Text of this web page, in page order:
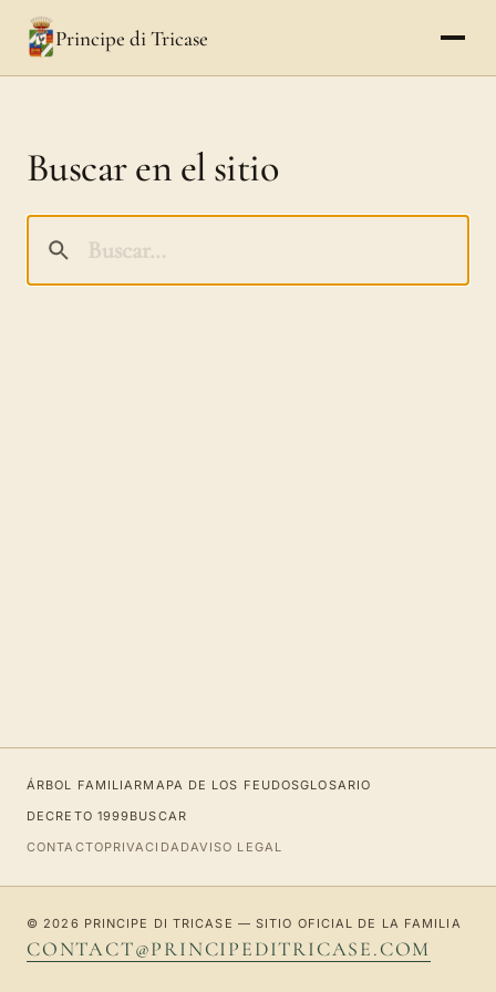
Principe di Tricase
Buscar en el sitio
ÁRBOL FAMILIARMAPA DE LOS FEUDOSGLOSARIO
DECRETO 1999BUSCAR
CONTACTOPRIVACIDADAVISO LEGAL
© 2026 PRINCIPE DI TRICASE — SITIO OFICIAL DE LA FAMILIA
CONTACT@PRINCIPEDITRICASE.COM